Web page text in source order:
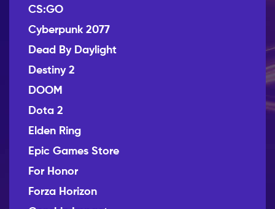
CS:GO
Cyberpunk 2077
Dead By Daylight
Destiny 2
DOOM
Dota 2
Elden Ring
Epic Games Store
For Honor
Forza Horizon